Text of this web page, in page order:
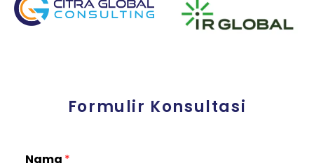
Formulir Konsultasi
Nama *